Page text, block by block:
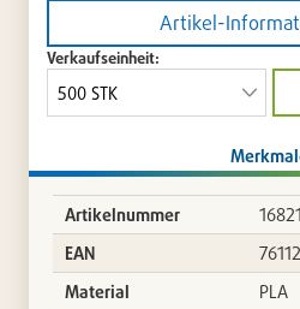
Artikel-
Verkaufseinheit:
Artikelnummer
16821
EAN
Material
PLA